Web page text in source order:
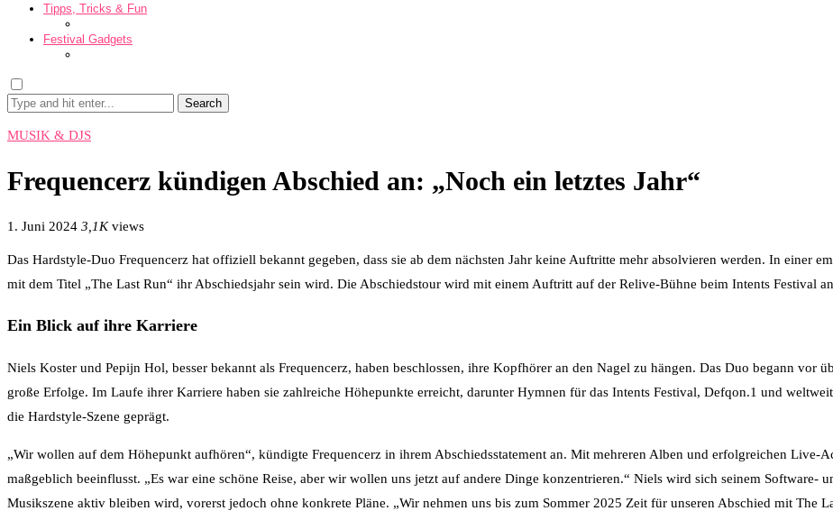
Tipps, Tricks & Fun
Festival Gadgets
Search
MUSIK & DJS
Frequencerz kündigen Abschied an: „Noch ein letztes Jahr“
1. Juni 2024 3,1Kviews
Das Hardstyle-Duo Frequencerz hat offiziell bekannt gegeben, dass sie ab dem nächsten Jahr keine Auftritte mehr absolvieren werden. In einer
mit dem Titel „The Last Run“ ihr Abschiedsjahr sein wird. Die Abschiedstour wird mit einem Auftritt auf der Relive-Bühne beim Intents Festival
Ein Blick auf ihre Karriere
Niels Koster und Pepijn Hol, besser bekannt als Frequencerz, haben beschlossen, ihre Kopfhörer an den Nagel zu hängen. Das Duo begann vor
große Erfolge. Im Laufe ihrer Karriere haben sie zahlreiche Höhepunkte erreicht, darunter Hymnen für das Intents Festival, Defqon.1 und
die Hardstyle-Szene geprägt.
„Wir wollen auf dem Höhepunkt aufhören“, kündigte Frequencerz in ihrem Abschiedsstatement an. Mit mehreren Alben und erfolgreichen Live-
maßgeblich beeinflusst. „Es war eine schöne Reise, aber wir wollen uns jetzt auf andere Dinge konzentrieren.“ Niels wird sich seinem
Musikszene aktiv bleiben wird, vorerst jedoch ohne konkrete Pläne. „Wir nehmen uns bis zum Sommer 2025 Zeit für unseren Abschied mit The